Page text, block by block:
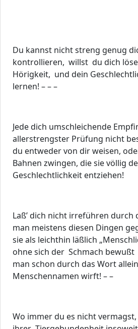
Du kannst nicht streng genug
kontrollieren, willst du dich
Hörigkeit, und dein
lernen! – – –
Jede dich umschleichende
allerstrengster Prüfung nicht
du entweder von dir weisen,
Bahnen zwingen, die sie völlig
Geschlechtlichkeit entziehen!
Laß’ dich nicht irreführen durch
man meistens diesen Dingen
sie als leichthin läßlich
ohne sich der Schmach
man schon durch das Wort
Menschennamen wirft! – –
Wo immer du es nicht